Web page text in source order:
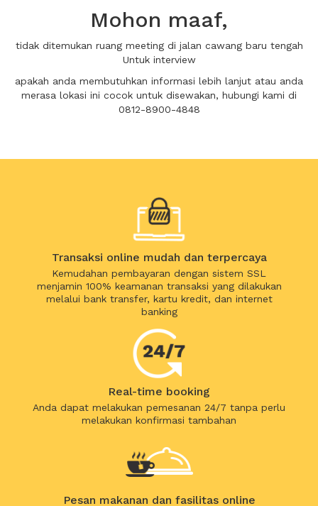
Mohon maaf,
tidak ditemukan ruang meeting di jalan cawang baru tengah
Untuk interview
apakah anda membutuhkan informasi lebih lanjut atau anda
merasa lokasi ini cocok untuk disewakan, hubungi kami di
0812-8900-4848
Transaksi online mudah dan terpercaya
Kemudahan pembayaran dengan sistem SSL
menjamin 100% keamanan transaksi yang dilakukan
melalui bank transfer, kartu kredit, dan internet
banking
Real-time booking
Anda dapat melakukan pemesanan 24/7 tanpa perlu
melakukan konfirmasi tambahan
Pesan makanan dan fasilitas online